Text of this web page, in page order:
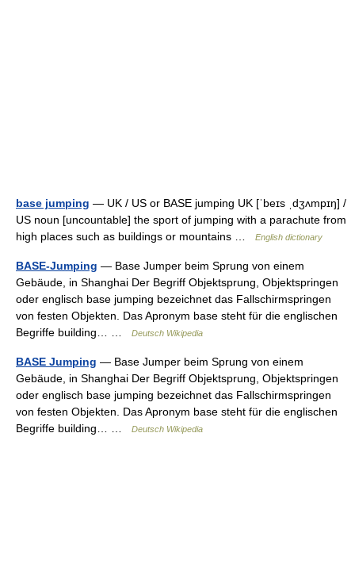
base jumping — UK / US or BASE jumping UK [ˈbeɪs ˌdʒʌmpɪŋ] /
US noun [uncountable] the sport of jumping with a parachute from
high places such as buildings or mountains …
English dictionary
BASE-Jumping — Base Jumper beim Sprung von einem
Gebäude, in Shanghai Der Begriff Objektsprung, Objektspringen
oder englisch base jumping bezeichnet das Fallschirmspringen
von festen Objekten. Das Apronym base steht für die englischen
Begriffe building… …
Deutsch Wikipedia
BASE Jumping — Base Jumper beim Sprung von einem
Gebäude, in Shanghai Der Begriff Objektsprung, Objektspringen
oder englisch base jumping bezeichnet das Fallschirmspringen
von festen Objekten. Das Apronym base steht für die englischen
Begriffe building… …
Deutsch Wikipedia